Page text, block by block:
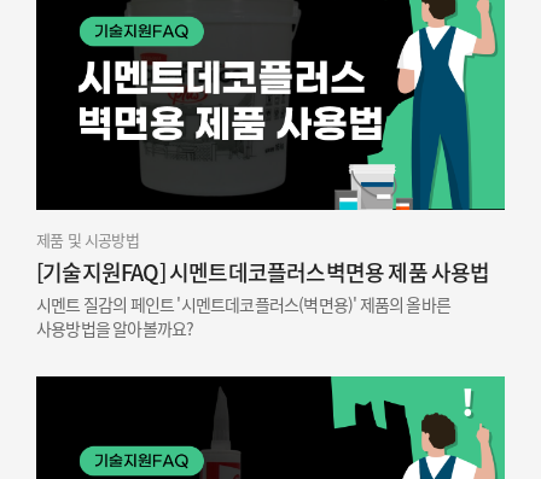
제품 및 시공방법
[기술지원FAQ] 시멘트데코플러스벽면용 제품 사용법
시멘트 질감의 페인트 '시멘트데코플러스(벽면용)' 제품의 올바른
사용방법을 알아볼까요?